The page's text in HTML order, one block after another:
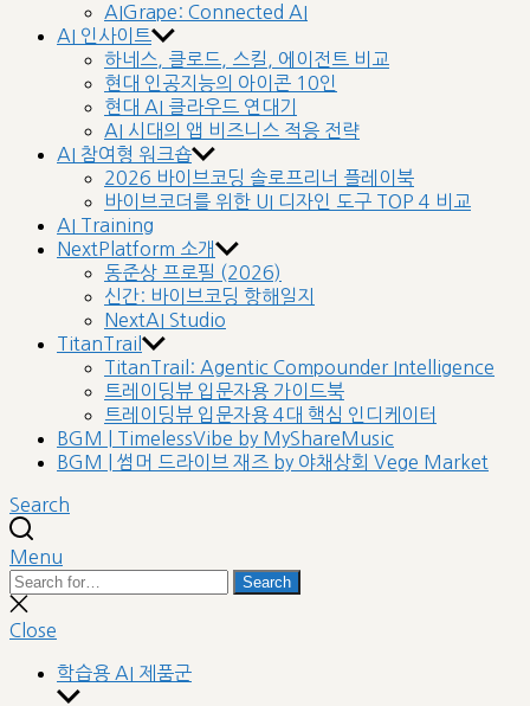
AIGrape: Connected AI
AI 인사이트
하네스, 클로드, 스킬, 에이전트 비교
현대 인공지능의 아이콘 10인
현대 AI 클라우드 연대기
AI 시대의 앱 비즈니스 적응 전략
AI 참여형 워크숍
2026 바이브코딩 솔로프리너 플레이북
바이브코더를 위한 UI 디자인 도구 TOP 4 비교
AI Training
NextPlatform 소개
동준상 프로필 (2026)
신간: 바이브코딩 항해일지
NextAI Studio
TitanTrail
TitanTrail: Agentic Compounder Intelligence
트레이딩뷰 입문자용 가이드북
트레이딩뷰 입문자용 4대 핵심 인디케이터
BGM | TimelessVibe by MyShareMusic
BGM | 썸머 드라이브 재즈 by 야채상회 Vege Market
Search
Menu
Search
for:
Search
Close
search
Close
학습용 AI 제품군
Show